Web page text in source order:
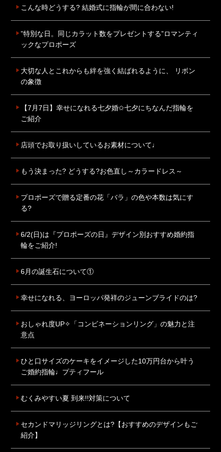
こんな時どうする? 結婚式に指輪が間に合わない!
”特別な日。同じカラット数をプレゼントする”ロマンティ
ックなプロポーズ
大切な人とこれからも絆を強く結ばれるように、 リボン
の象徴
【7月7日】幸せになれる七夕婚✩七夕にちなんだ指輪を
ご紹介
店頭でお取り扱いしているお素材について♩
もう決まった? どうする?お色直し～カラードレス～
プロポーズで贈る定番の花「バラ」の色や本数は気にす
る?
6/2(日)は『プロポーズの日』デザイン別おすすめ婚約指
輪をご紹介!
6月の誕生石について①
幸せになれる、ヨーロッパ発祥のジューンブライドのは?
おしゃれ度UP✧「コンビネーションリング」の魅力と注
意点
ひと口サイズのケーキをイメージした10万円台から叶う
ご婚約指輪♩プティフール
むくみやすい夏 到来!!対策について
セカンドマリッジリングとは?【おすすめのデザインもご
紹介】